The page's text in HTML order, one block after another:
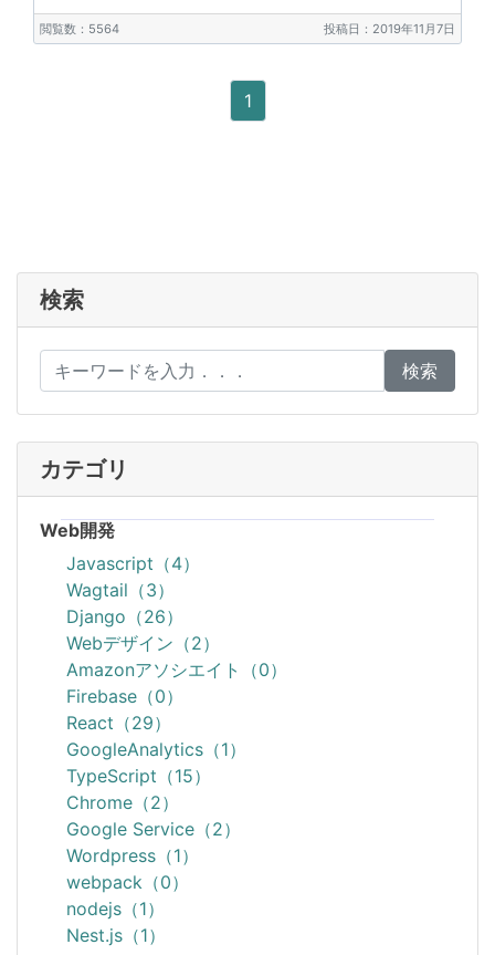
閲覧数：5564 投稿日：2019年11月7日
1
検索
検索
カテゴリ
Web開発
Javascript（4）
Wagtail（3）
Django（26）
Webデザイン（2）
Amazonアソシエイト（0）
Firebase（0）
React（29）
GoogleAnalytics（1）
TypeScript（15）
Chrome（2）
Google Service（2）
Wordpress（1）
webpack（0）
nodejs（1）
Nest.js（1）